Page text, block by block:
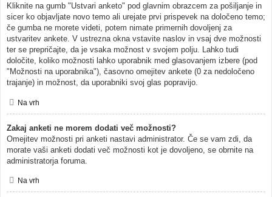
Kliknite na gumb "Ustvari anketo" pod glavnim obrazcem za pošiljanje in
sicer ko objavljate novo temo ali urejate prvi prispevek na določeno temo;
če gumba ne morete videti, potem nimate primernih dovoljenj za
ustvaritev ankete. V ustrezna okna vstavite naslov in vsaj dve možnosti
ter se prepričajte, da je vsaka možnost v svojem polju. Lahko tudi
določite, koliko možnosti lahko uporabnik med glasovanjem izbere (pod
"Možnosti na uporabnika"), časovno omejitev ankete (0 za nedoločeno
trajanje) in možnost, da uporabniki svoj glas popravijo.
Na vrh
Zakaj anketi ne morem dodati več možnosti?
Omejitev možnosti pri anketi nastavi administrator. Če se vam zdi, da
morate vaši anketi dodati več možnosti kot je dovoljeno, se obrnite na
administratorja foruma.
Na vrh